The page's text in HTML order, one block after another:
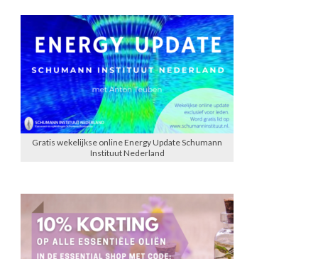
Gratis wekelijkse online Energy Update Schumann
Instituut Nederland